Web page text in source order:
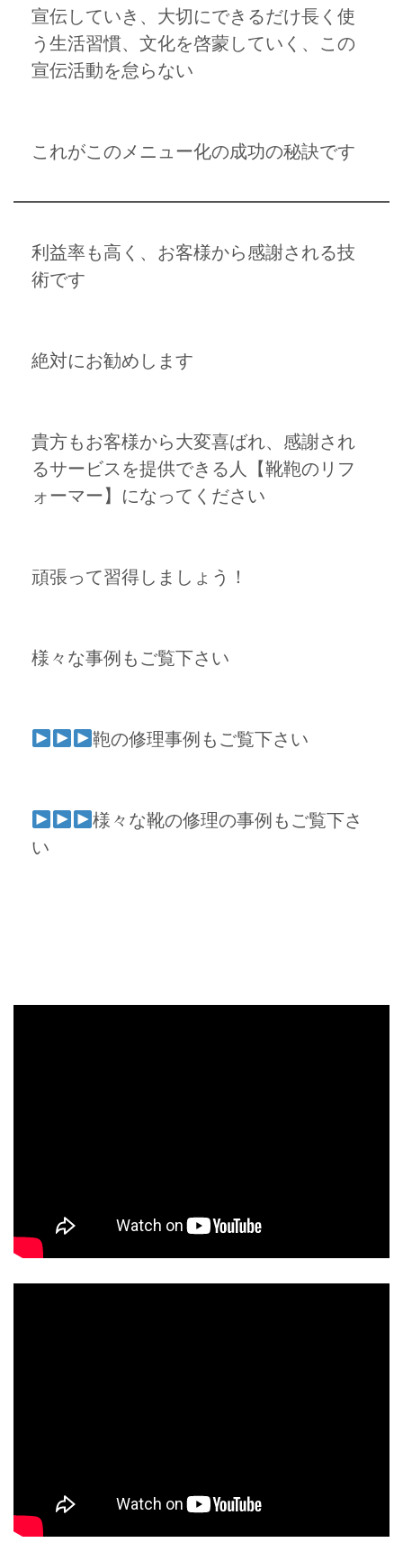
宣伝していき、大切にできるだけ長く使
う生活習慣、文化を啓蒙していく、この
宣伝活動を怠らない
これがこのメニュー化の成功の秘訣です
利益率も高く、お客様から感謝される技
術です
絶対にお勧めします
貴方もお客様から大変喜ばれ、感謝され
るサービスを提供できる人【靴鞄のリフ
ォーマー】になってください
頑張って習得しましょう！
様々な事例もご覧下さい
鞄の修理事例もご覧下さい
様々な靴の修理の事例もご覧下さ
い